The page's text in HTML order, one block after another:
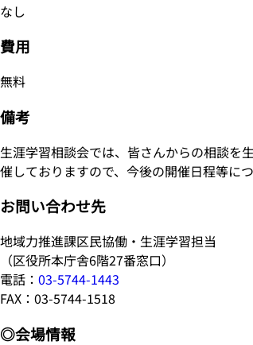
なし
費用
無料
備考
生涯学習相談会では、皆さんからの相談を
催しておりますので、今後の開催日程等に
お問い合わせ先
地域力推進課区民協働・生涯学習担当
（区役所本庁舎6階27番窓口）
電話： 03-5744-1443
FAX：03-5744-1518
◎会場情報